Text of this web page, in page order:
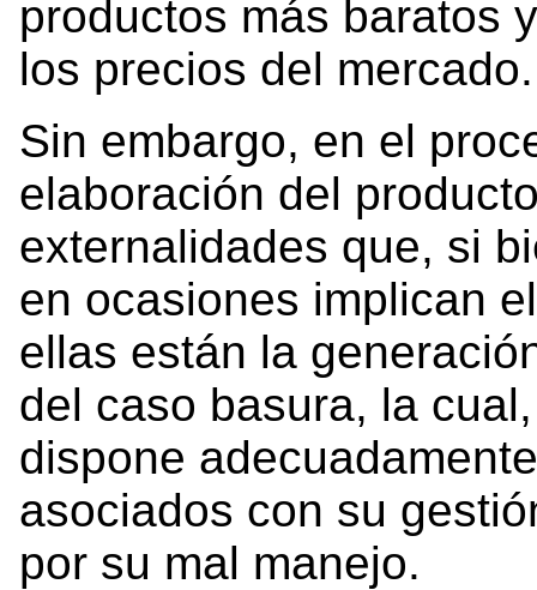
productos más baratos
los precios del mercado.
Sin embargo, en el
elaboración del
externalidades que, si
en ocasiones implican
ellas están la
del caso basura, la
dispone
asociados con su
por su mal manejo.